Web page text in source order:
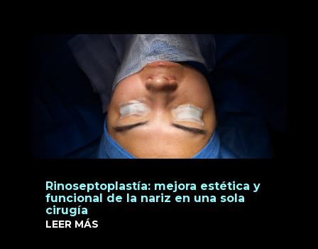
Rinoseptoplastía: mejora estética y
funcional de la nariz en una sola
cirugía
LEER MÁS